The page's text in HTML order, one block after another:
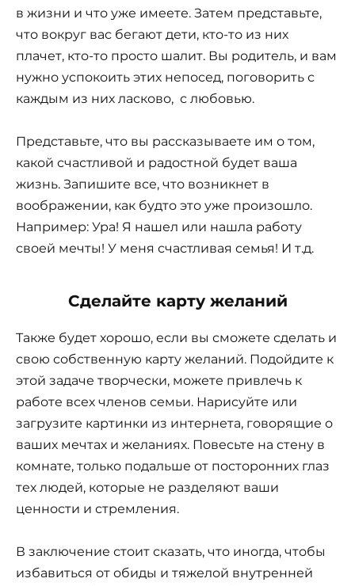
в жизни и что уже имеете. Затем представьте,
что вокруг вас бегают дети, кто-то из них
плачет, кто-то просто шалит. Вы родитель, и вам
нужно успокоить этих непосед, поговорить с
каждым из них ласково, с любовью.
Представьте, что вы рассказываете им о том,
какой счастливой и радостной будет ваша
жизнь. Запишите все, что возникнет в
воображении, как будто это уже произошло.
Например: Ура! Я нашел или нашла работу
своей мечты! У меня счастливая семья! И т.д.
Сделайте карту желаний
Также будет хорошо, если вы сможете сделать и
свою собственную карту желаний. Подойдите к
этой задаче творчески, можете привлечь к
работе всех членов семьи. Нарисуйте или
загрузите картинки из интернета, говорящие о
ваших мечтах и желаниях. Повесьте на стену в
комнате, только подальше от посторонних глаз
тех людей, которые не разделяют ваши
ценности и стремления.
В заключение стоит сказать, что иногда, чтобы
избавиться от обиды и тяжелой внутренней